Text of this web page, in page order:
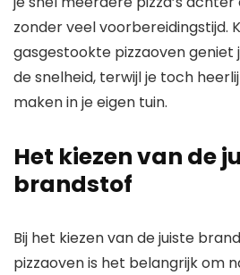
zonder veel voorbereidingstijd.
gasgestookte pizzaoven geniet
de snelheid, terwijl je toch
maken in je eigen tuin.
Het kiezen van de
brandstof
Bij het kiezen van de juiste
pizzaoven is het belangrijk om